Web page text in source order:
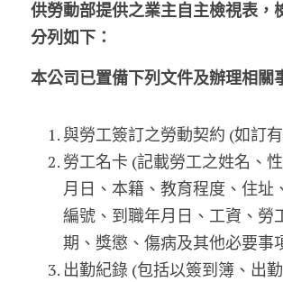
供勞動部提供之業主自主檢視表，
分列如下：
本公司已置備下列文件及辦理相關
與勞工簽訂之勞動契約 (如訂
勞工名卡 (記載勞工之姓名、
月日、本籍、教育程度、住址
編號、到職年月日、工資、勞
期、獎懲、傷病及其他必要事
出勤紀錄 (包括以簽到簿、出